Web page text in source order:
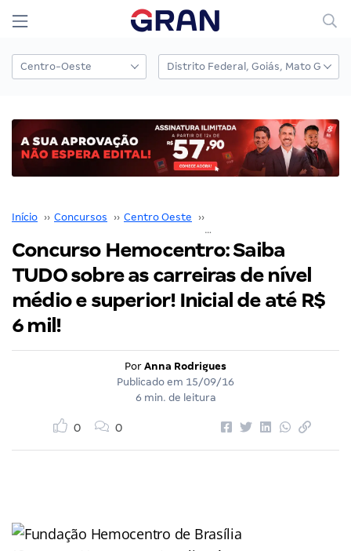
Início ›› Concursos ›› Centro Oeste ››
Concurso Hemocentro: Saiba
TUDO sobre as carreiras de nível
médio e superior! Inicial de até R$
6 mil!
Por Anna Rodrigues
Publicado em 15/09/16
6 min. de leitura
0 0